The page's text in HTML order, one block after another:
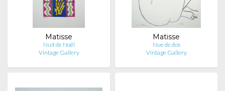
Matisse
Nuit de Noël
Vintage Gallery
Matisse
Nue de dos
Vintage Gallery